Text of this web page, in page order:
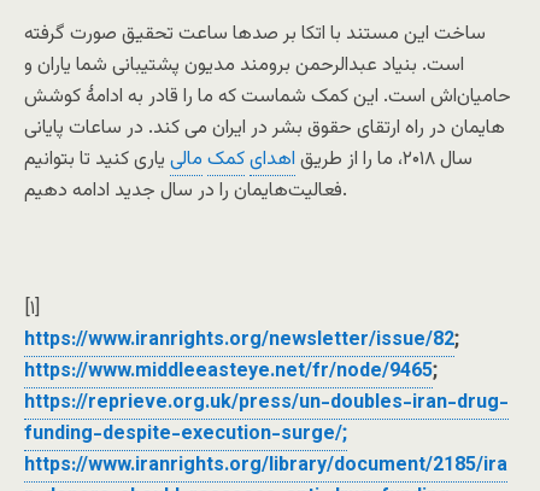
ساخت این مستند با اتکا بر صدها ساعت تحقیق صورت گرفته
است. بنیاد عبدالرحمن برومند مدیون پشتیبانی شما یاران و
حامیان‌اش است. این کمک شماست که ما را قادر به ادامۀ کوشش
هایمان در راه ارتقای حقوق بشر در ایران می کند. در ساعات پایانی
سال ۲۰۱۸، ما را از طریق
اهدایکمک مالی یاری کنید تا بتوانیم
فعالیت‌هایمان را در سال جدید ادامه دهیم.
[۱]
https://www.iranrights.org/newsletter/issue/82;
https://www.middleeasteye.net/fr/node/9465;
https://reprieve.org.uk/press/un-doubles-iran-drug-
funding-despite-execution-surge/;
https://www.iranrights.org/library/document/2185/ira